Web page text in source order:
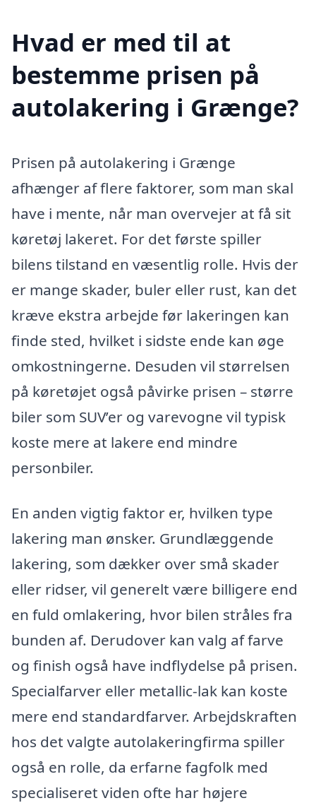
Hvad er med til at
bestemme prisen på
autolakering i Grænge?
Prisen på autolakering i Grænge
afhænger af flere faktorer, som man skal
have i mente, når man overvejer at få sit
køretøj lakeret. For det første spiller
bilens tilstand en væsentlig rolle. Hvis der
er mange skader, buler eller rust, kan det
kræve ekstra arbejde før lakeringen kan
finde sted, hvilket i sidste ende kan øge
omkostningerne. Desuden vil størrelsen
på køretøjet også påvirke prisen – større
biler som SUV’er og varevogne vil typisk
koste mere at lakere end mindre
personbiler.
En anden vigtig faktor er, hvilken type
lakering man ønsker. Grundlæggende
lakering, som dækker over små skader
eller ridser, vil generelt være billigere end
en fuld omlakering, hvor bilen stråles fra
bunden af. Derudover kan valg af farve
og finish også have indflydelse på prisen.
Specialfarver eller metallic-lak kan koste
mere end standardfarver. Arbejdskraften
hos det valgte autolakeringfirma spiller
også en rolle, da erfarne fagfolk med
specialiseret viden ofte har højere